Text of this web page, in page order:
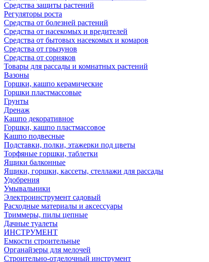
Средства защиты растений
Регуляторы роста
Средства от болезней растений
Средства от насекомых и вредителей
Средства от бытовых насекомых и комаров
Средства от грызунов
Средства от сорняков
Товары для рассады и комнатных растений
Вазоны
Горшки, кашпо керамические
Горшки пластмассовые
Грунты
Дренаж
Кашпо декоративное
Горшки, кашпо пластмассовое
Кашпо подвесные
Подставки, полки, этажерки под цветы
Торфяные горшки, таблетки
Ящики балконные
Ящики, горшки, кассеты, стеллажи для рассады
Удобрения
Умывальники
Электроинструмент садовый
Расходные материалы и аксессуары
Триммеры, пилы цепные
Дачные туалеты
ИНСТРУМЕНТ
Емкости строительные
Органайзеры для мелочей
Строительно-отделочный инструмент